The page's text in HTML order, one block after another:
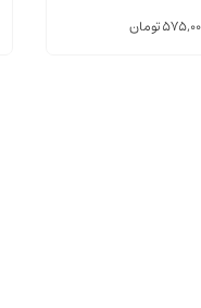
تومان